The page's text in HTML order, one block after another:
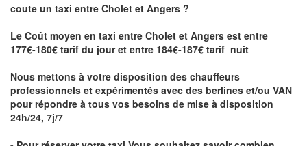
coute un taxi entre Cholet et Angers ?
Le Coût moyen en taxi entre Cholet et Angers est entre
177€-180€ tarif du jour et entre 184€-187€ tarif nuit
Nous mettons à votre disposition des chauffeurs
professionnels et expérimentés avec des berlines et/ou VAN
pour répondre à tous vos besoins de mise à disposition
24h/24, 7j/7